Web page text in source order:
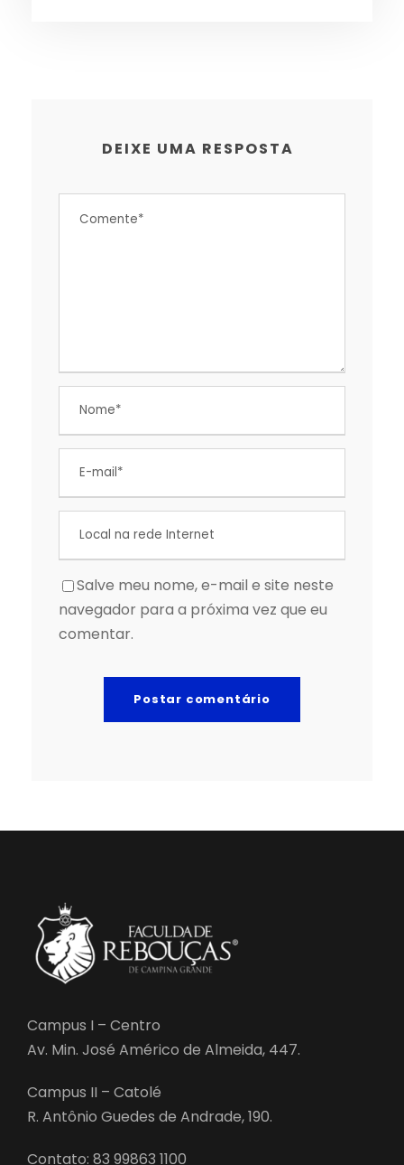
DEIXE UMA RESPOSTA
Salve meu nome, e-mail e site neste
navegador para a próxima vez que eu
comentar.
Campus I – Centro
Av. Min. José Américo de Almeida, 447.
Campus II – Catolé
R. Antônio Guedes de Andrade, 190.
Contato: 83 99863 1100